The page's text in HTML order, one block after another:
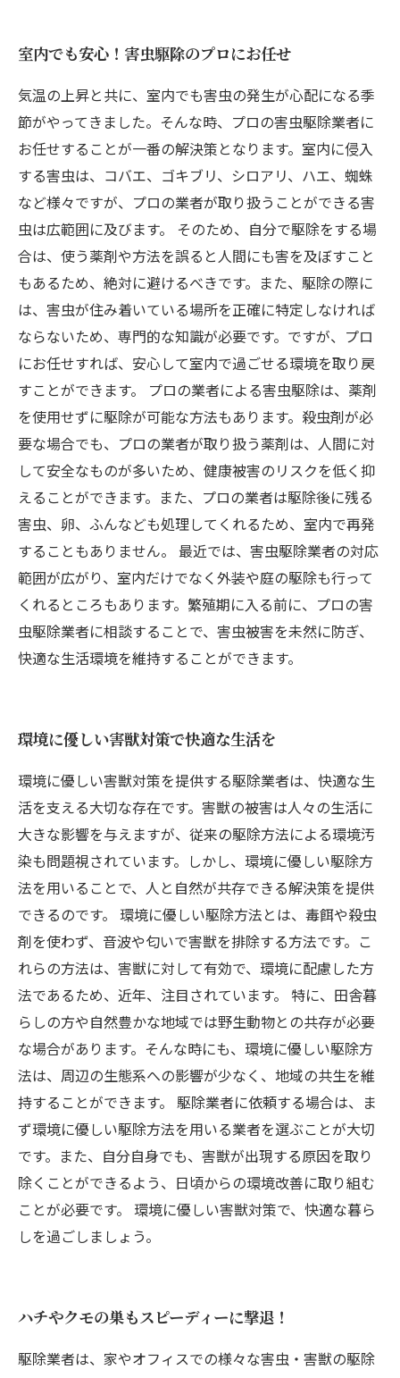
室内でも安心！害虫駆除のプロにお任せ
気温の上昇と共に、室内でも害虫の発生が心配になる季
節がやってきました。そんな時、プロの害虫駆除業者に
お任せすることが一番の解決策となります。室内に侵入
する害虫は、コバエ、ゴキブリ、シロアリ、ハエ、蜘蛛
など様々ですが、プロの業者が取り扱うことができる害
虫は広範囲に及びます。 そのため、自分で駆除をする場
合は、使う薬剤や方法を誤ると人間にも害を及ぼすこと
もあるため、絶対に避けるべきです。また、駆除の際に
は、害虫が住み着いている場所を正確に特定しなければ
ならないため、専門的な知識が必要です。ですが、プロ
にお任せすれば、安心して室内で過ごせる環境を取り戻
すことができます。 プロの業者による害虫駆除は、薬剤
を使用せずに駆除が可能な方法もあります。殺虫剤が必
要な場合でも、プロの業者が取り扱う薬剤は、人間に対
して安全なものが多いため、健康被害のリスクを低く抑
えることができます。また、プロの業者は駆除後に残る
害虫、卵、ふんなども処理してくれるため、室内で再発
することもありません。 最近では、害虫駆除業者の対応
範囲が広がり、室内だけでなく外装や庭の駆除も行って
くれるところもあります。繁殖期に入る前に、プロの害
虫駆除業者に相談することで、害虫被害を未然に防ぎ、
快適な生活環境を維持することができます。
環境に優しい害獣対策で快適な生活を
環境に優しい害獣対策を提供する駆除業者は、快適な生
活を支える大切な存在です。害獣の被害は人々の生活に
大きな影響を与えますが、従来の駆除方法による環境汚
染も問題視されています。しかし、環境に優しい駆除方
法を用いることで、人と自然が共存できる解決策を提供
できるのです。 環境に優しい駆除方法とは、毒餌や殺虫
剤を使わず、音波や匂いで害獣を排除する方法です。こ
れらの方法は、害獣に対して有効で、環境に配慮した方
法であるため、近年、注目されています。 特に、田舎暮
らしの方や自然豊かな地域では野生動物との共存が必要
な場合があります。そんな時にも、環境に優しい駆除方
法は、周辺の生態系への影響が少なく、地域の共生を維
持することができます。 駆除業者に依頼する場合は、ま
ず環境に優しい駆除方法を用いる業者を選ぶことが大切
です。また、自分自身でも、害獣が出現する原因を取り
除くことができるよう、日頃からの環境改善に取り組む
ことが必要です。 環境に優しい害獣対策で、快適な暮ら
しを過ごしましょう。
ハチやクモの巣もスピーディーに撃退！
駆除業者は、家やオフィスでの様々な害虫・害獣の駆除